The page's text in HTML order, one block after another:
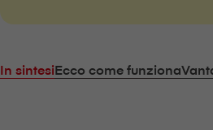
In sintesiEcco come funziona